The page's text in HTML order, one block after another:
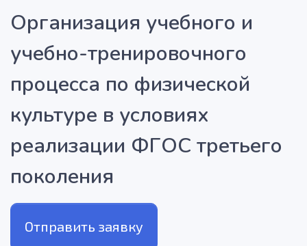
Организация учебного и
учебно-тренировочного
процесса по физической
культуре в условиях
реализации ФГОС третьего
поколения
Отправить заявку